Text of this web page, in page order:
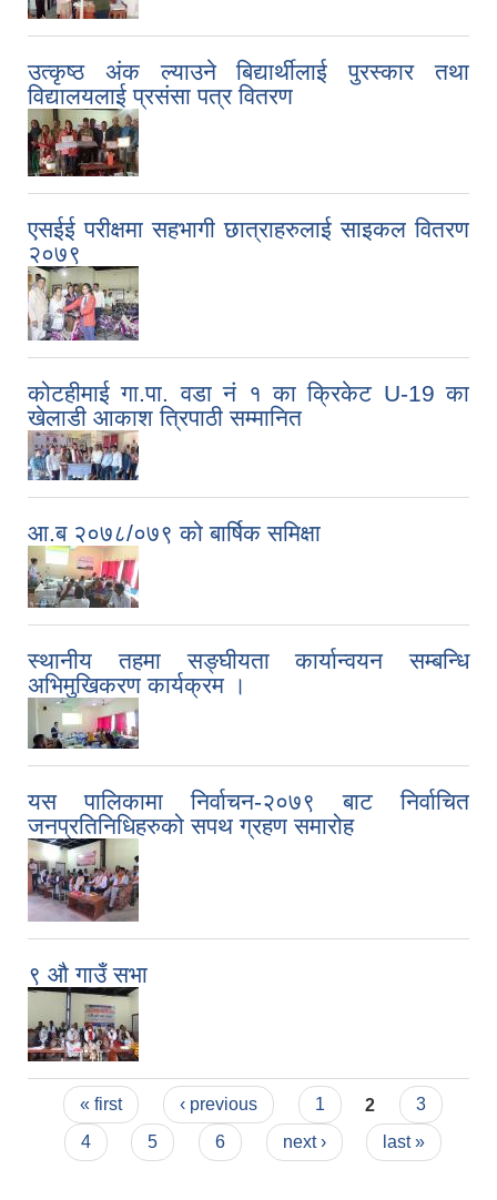
उत्कृष्ठ अंक ल्याउने बिद्यार्थीलाई पुरस्कार तथा
विद्यालयलाई प्रसंसा पत्र वितरण
एसईई परीक्षमा सहभागी छात्राहरुलाई साइकल वितरण
२०७९
कोटहीमाई गा.पा. वडा नं १ का क्रिकेट U-19 का
खेलाडी आकाश त्रिपाठी सम्मानित
आ.ब २०७८/०७९ को बार्षिक समिक्षा
स्थानीय तहमा सङ्घीयता कार्यान्वयन सम्बन्धि
अभिमुखिकरण कार्यक्रम ।
यस पालिकामा निर्वाचन-२०७९ बाट निर्वाचित
जनप्रतिनिधिहरुको सपथ ग्रहण समारोह
९ औ गाउँ सभा
Pages
« first ‹ previous 1 2
3
4
5 6 next › last »